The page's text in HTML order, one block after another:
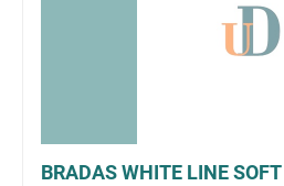
BRADAS WHITE LINE